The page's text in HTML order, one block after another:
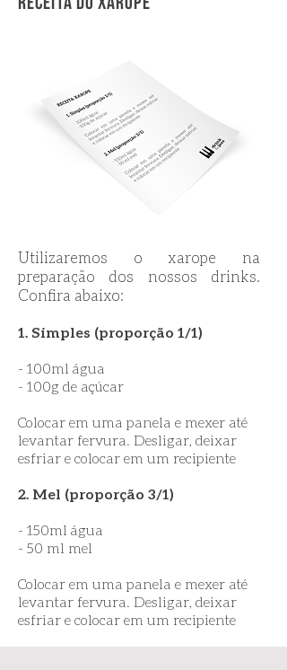
Utilizaremos o xarope na
preparação dos nossos drinks.
Confira abaixo:
1. Simples (proporção 1/1)
- 100ml água
- 100g de açúcar
Colocar em uma panela e mexer até
levantar fervura. Desligar, deixar
esfriar e colocar em um recipiente
2. Mel (proporção 3/1)
- 150ml água
- 50 ml mel
Colocar em uma panela e mexer até
levantar fervura. Desligar, deixar
esfriar e colocar em um recipiente